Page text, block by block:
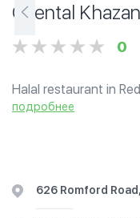
Oriental
0
Halal restaurant in
подробнее
626 Romford